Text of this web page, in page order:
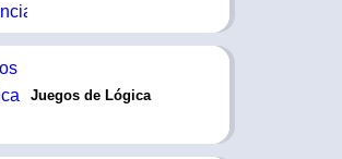
Juegos de Lógica